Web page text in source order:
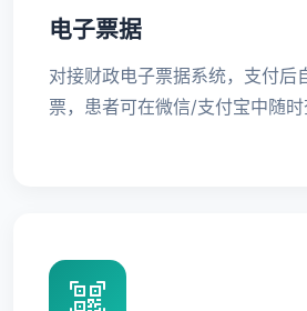
电子票据
对接财政电子票据系统，支付后
票，患者可在微信/支付宝中随